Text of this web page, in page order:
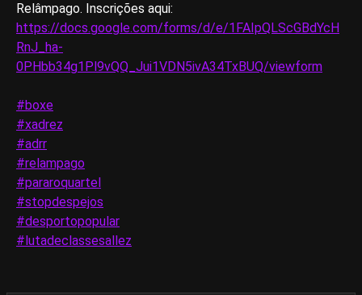
Relâmpago. Inscrições aqui:
https://docs.google.com/forms/d/e/1FAIpQLScGBdYcH
RnJ_ha-
0PHbb34g1Pl9vQQ_Jui1VDN5ivA34TxBUQ/viewform
#boxe
#xadrez
#adrr
#relampago
#pararoquartel
#stopdespejos
#desportopopular
#lutadeclassesallez